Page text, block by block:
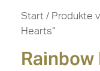
Start / Produkte
Hearts“